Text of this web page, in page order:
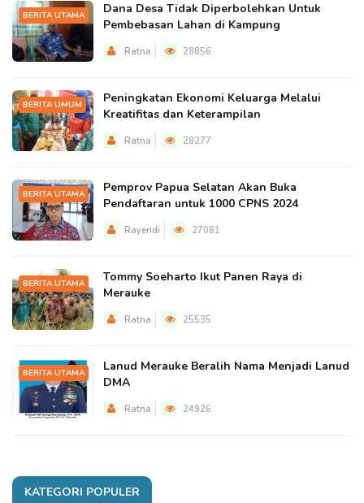
BERITA UTAMA
Dana Desa Tidak Diperbolehkan Untuk
Pembebasan Lahan di Kampung
Ratna 28856
BERITA UMUM
Peningkatan Ekonomi Keluarga Melalui
Kreatifitas dan Keterampilan
Ratna 28277
BERITA UTAMA
Pemprov Papua Selatan Akan Buka
Pendaftaran untuk 1000 CPNS 2024
Rayendi 27081
BERITA UTAMA
Tommy Soeharto Ikut Panen Raya di
Merauke
Ratna 25535
BERITA UTAMA
Lanud Merauke Beralih Nama Menjadi Lanud
DMA
Ratna 24926
KATEGORI POPULER